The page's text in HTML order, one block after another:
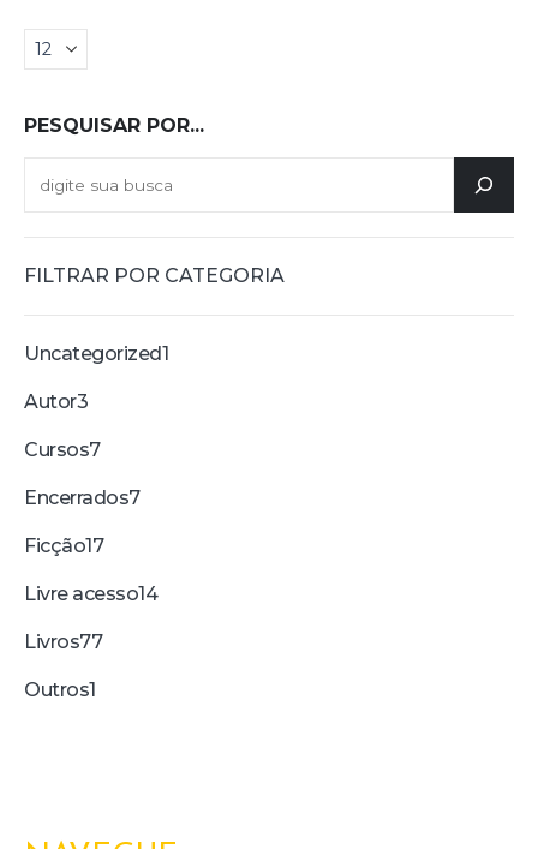
PESQUISAR POR...
FILTRAR POR CATEGORIA
Uncategorized1
Autor3
Cursos7
Encerrados7
Ficção17
Livre acesso14
Livros77
Outros1